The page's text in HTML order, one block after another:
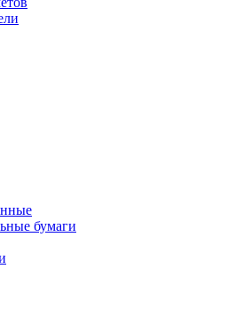
бумаги